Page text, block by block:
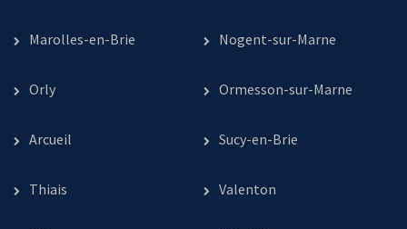
Marolles-en-Brie Nogent-sur-Marne
Orly Ormesson-sur-Marne
Arcueil Sucy-en-Brie
Thiais Valenton